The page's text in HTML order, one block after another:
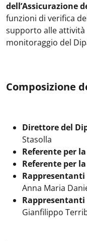
dell’Assicurazione
funzioni di verifica
supporto alle
monitoraggio del
Composizione
Direttore del
Stasolla
Referente per
Referente per
Anna Maria
Gianfilippo